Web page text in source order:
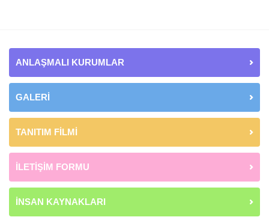
ANLAŞMALI KURUMLAR
GALERİ
TANITIM FİLMİ
İLETİŞİM FORMU
İNSAN KAYNAKLARI